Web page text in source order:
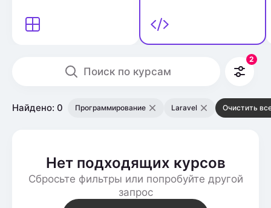
Поиск по курсам
2
Найдено: 0 Программирование Laravel Очистить
Нет подходящих курсов
Сбросьте фильтры или попробуйте другой
запрос